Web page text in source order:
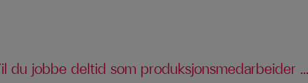
du jobbe deltid som produksjonsmedarbeider ...